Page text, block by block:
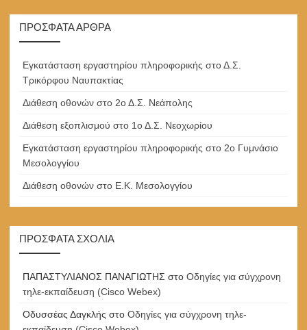
ΠΡΌΣΦΑΤΑ ΆΡΘΡΑ
Εγκατάσταση εργαστηρίου πληροφορικής στο Δ.Σ.
Τρικόρφου Ναυπακτίας
Διάθεση οθονών στο 2ο Δ.Σ. Νεάπολης
Διάθεση εξοπλισμού στο 1ο Δ.Σ. Νεοχωρίου
Εγκατάσταση εργαστηρίου πληροφορικής στο 2ο Γυμνάσιο
Μεσολογγίου
Διάθεση οθονών στο Ε.Κ. Μεσολογγίου
ΠΡΌΣΦΑΤΑ ΣΧΌΛΙΑ
ΠΑΠΑΣΤΥΛΙΑΝΟΣ ΠΑΝΑΓΙΩΤΗΣ στο Οδηγίες για σύγχρονη
τηλε-εκπαίδευση (Cisco Webex)
Οδυσσέας Δαγκλής στο Οδηγίες για σύγχρονη τηλε-